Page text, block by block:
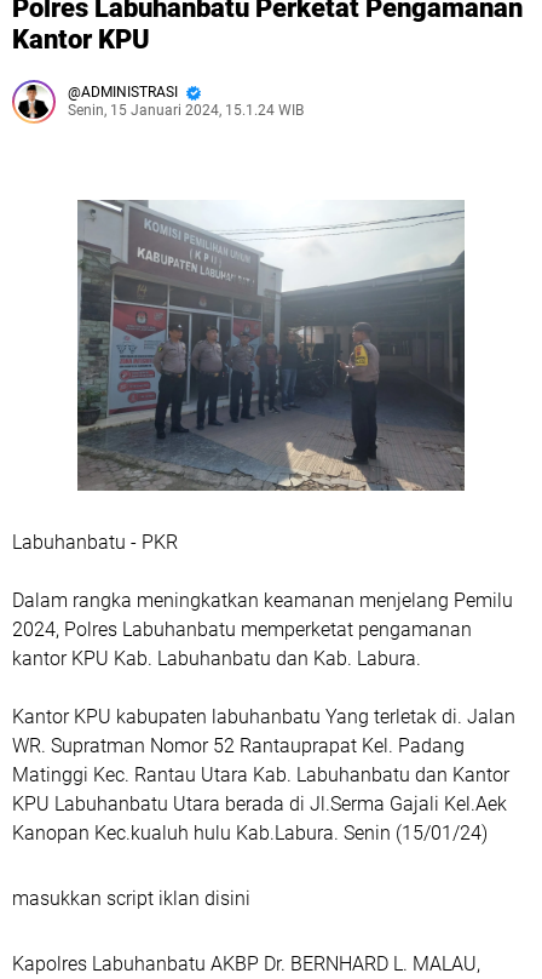
Polres Labuhanbatu Perketat Pengamanan
Kantor KPU
ADMINISTRASI
Senin, 15 Januari 2024, 15.1.24 WIB
Labuhanbatu - PKR
Dalam rangka meningkatkan keamanan menjelang Pemilu
2024, Polres Labuhanbatu memperketat pengamanan
kantor KPU Kab. Labuhanbatu dan Kab. Labura.
Kantor KPU kabupaten labuhanbatu Yang terletak di. Jalan
WR. Supratman Nomor 52 Rantauprapat Kel. Padang
Matinggi Kec. Rantau Utara Kab. Labuhanbatu dan Kantor
KPU Labuhanbatu Utara berada di Jl.Serma Gajali Kel.Aek
Kanopan Kec.kualuh hulu Kab.Labura. Senin (15/01/24)
masukkan script iklan disini
Kapolres Labuhanbatu AKBP Dr. BERNHARD L. MALAU,